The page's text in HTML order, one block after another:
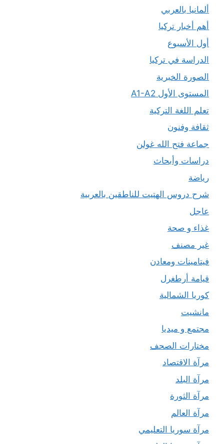
ألمانيا بالعربي
أهم أخبار تركيا
أول الأسبوع
الدراسة في تركيا
الصورة الخبرية
المستوى الأول A1-A2
تعلم اللغة التركية
ثقافة وفنون
جماعة فتح الله غولن
دراسات وأبحاث
رياضة
شرح دروس الهتيت للناطقين بالعربية
عاجل
غذاء و صحة
غير مصنف
فيتامينات ومعادن
قيامة أرطغرل
كوريا الشمالية
مانشيت
مجتمع و ميديا
مختارات الصحف
مرآة الاقتصاد
مرآة البلد
مرآة الثورة
مرآة العالم
مرآة سوريا التعليمي